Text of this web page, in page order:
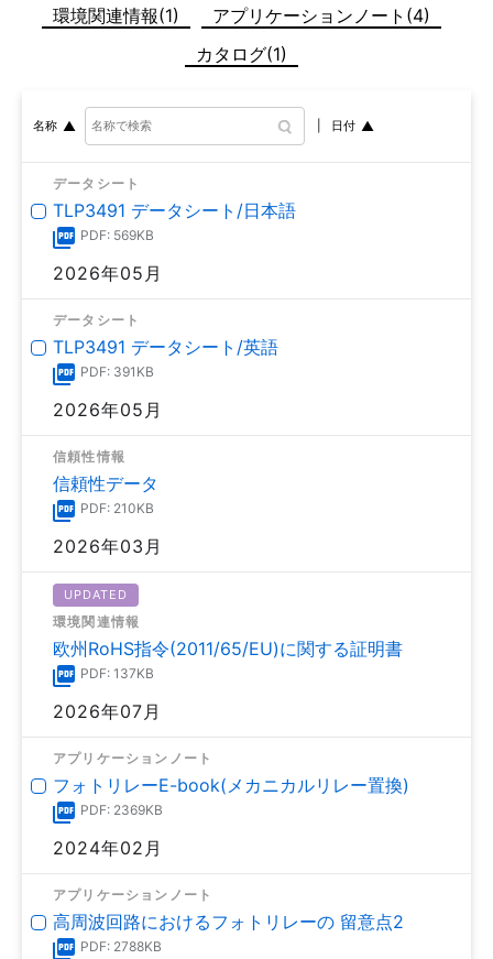
環境関連情報(1)
アプリケーションノート(4)
カタログ(1)
名称 日付
データシート
TLP3491 データシート/日本語
PDF: 569KB
2026年05月
データシート
TLP3491 データシート/英語
PDF: 391KB
2026年05月
信頼性情報
信頼性データ
PDF: 210KB
2026年03月
UPDATED
環境関連情報
欧州RoHS指令(2011/65/EU)に関する証明書
PDF: 137KB
2026年07月
アプリケーションノート
フォトリレーE-book(メカニカルリレー置換)
PDF: 2369KB
2024年02月
アプリケーションノート
高周波回路におけるフォトリレーの 留意点2
PDF: 2788KB